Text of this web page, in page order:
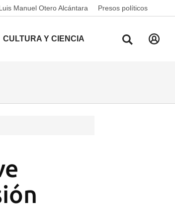
Manuel Otero Alcántara Presos políticos
CULTURA Y CIENCIA